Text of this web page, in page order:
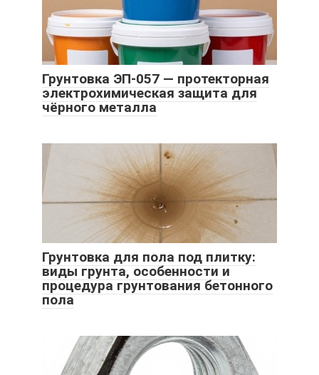
Грунтовка ЭП-057 — протекторная
электрохимическая защита для
чёрного металла
Грунтовка для пола под плитку:
виды грунта, особенности и
процедура грунтования бетонного
пола